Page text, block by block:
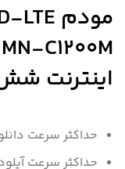
اینترنت
حداکثر سرعت دانلود: 450
حداکثر سرعت آپلود: 75